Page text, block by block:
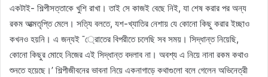
একটাই- শিল্পীসত্তাকে খুশি রাখা। তাই সে কাজই বেছে নিই, যা শেষ করার পর অন্য
রকম আত্মতৃপ্তি মেলে। সত্যি বলতে, যশ-খ্যাতির নেশায় যে কোনো কিছু করার ইচ্ছাও
কখনও হয়নি। এ জন্যই ¯্রােতের বিপরীতে চলেছি সব সময়। সিদ্ধান্ত নিয়েছি,
কোনো কিছুর মোহে নিজের এই সিদ্ধান্ত বদলাব না। অবশ্য এ নিয়ে নানা রকম কথাও
শুনতে হয়েছে।’ শিল্পীজীবনের ভাবনা নিয়ে একনাগাড়ে কথাগুলো বলে গেলেন অভিনেত্রী